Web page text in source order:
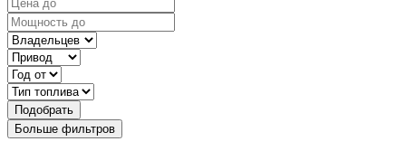
Подобрать
Больше фильтров